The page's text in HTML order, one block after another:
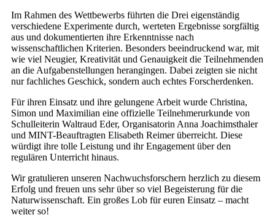
Im Rahmen des Wettbewerbs führten die Drei eigenständig
verschiedene Experimente durch, werteten Ergebnisse sorgfältig
aus und dokumentierten ihre Erkenntnisse nach
wissenschaftlichen Kriterien. Besonders beeindruckend war, mit
wie viel Neugier, Kreativität und Genauigkeit die Teilnehmenden
an die Aufgabenstellungen herangingen. Dabei zeigten sie nicht
nur fachliches Geschick, sondern auch echtes Forscherdenken.
Für ihren Einsatz und ihre gelungene Arbeit wurde Christina,
Simon und Maximilian eine offizielle Teilnehmerurkunde von
Schulleiterin Waltraud Eder, Organisatorin Anna Joachimsthaler
und MINT-Beauftragten Elisabeth Reimer überreicht. Diese
würdigt ihre tolle Leistung und ihr Engagement über den
regulären Unterricht hinaus.
Wir gratulieren unseren Nachwuchsforschern herzlich zu diesem
Erfolg und freuen uns sehr über so viel Begeisterung für die
Naturwissenschaft. Ein großes Lob für euren Einsatz – macht
weiter so!